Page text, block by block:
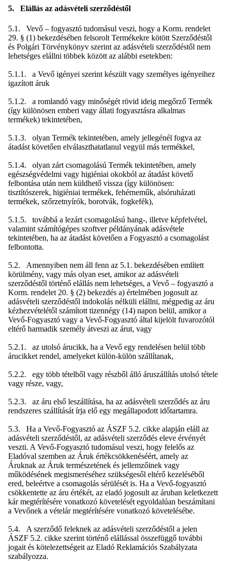
5. Elállás az adásvételi szerződéstől
5.1. Vevő – fogyasztó tudomásul veszi, hogy a Korm. rendelet
29. § (1) bekezdésében felsorolt Termékekre kötött Szerződéstől
és Polgári Törvénykönyv szerint az adásvételi szerződéstől nem
lehetséges elállni többek között az alábbi esetekben:
5.1.1. a Vevő igényei szerint készült vagy személyes igényeihez
igazított áruk
5.1.2. a romlandó vagy minőségét rövid ideig megőrző Termék
(így különösen emberi vagy állati fogyasztásra alkalmas
termékek) tekintetében,
5.1.3. olyan Termék tekintetében, amely jellegénél fogva az
átadást követően elválaszthatatlanul vegyül más termékkel,
5.1.4. olyan zárt csomagolású Termék tekintetében, amely
egészségvédelmi vagy higiéniai okokból az átadást követő
felbontása után nem küldhető vissza (így különösen:
tisztítószerek, higiéniai termékek, fehérneműk, alsóruházati
termékek, szőrzetnyírók, borotvák, fogkefék),
5.1.5. továbbá a lezárt csomagolású hang-, illetve képfelvétel,
valamint számítógépes szoftver példányának adásvétele
tekintetében, ha az átadást követően a Fogyasztó a csomagolást
felbontotta.
5.2. Amennyiben nem áll fenn az 5.1. bekezdésében említett
körülmény, vagy más olyan eset, amikor az adásvételi
szerződéstől történő elállás nem lehetséges, a Vevő – fogyasztó a
Korm. rendelet 20. § (2) bekezdés a) értelmében jogosult az
adásvételi szerződéstől indokolás nélküli elállni, mégpedig az áru
kézhezvételétől számított tizennégy (14) napon belül, amikor a
Vevő-Fogyasztó vagy a Vevő-Fogyasztó által kijelölt fuvarozótól
eltérő harmadik személy átveszi az árut, vagy
5.2.1. az utolsó árucikk, ha a Vevő egy rendelésen belül több
árucikket rendel, amelyeket külön-külön szállítanak,
5.2.2. egy több tételből vagy részből álló áruszállítás utolsó tétele
vagy része, vagy,
5.2.3. az áru első leszállítása, ha az adásvételi szerződés az áru
rendszeres szállítását írja elő egy megállapodott időtartamra.
5.3. Ha a Vevő-Fogyasztó az ÁSZF 5.2. cikke alapján eláll az
adásvételi szerződéstől, az adásvételi szerződés eleve érvényét
veszti. A Vevő-Fogyasztó tudomásul veszi, hogy felelős az
Eladóval szemben az Áruk értékcsökkenéséért, amely az
Áruknak az Áruk természetének és jellemzőinek vagy
működésének megismeréséhez szükségesől eltérő kezeléséből
ered, beleértve a csomagolás sérülését is. Ha a Vevő-fogyasztó
csökkentette az áru értékét, az eladó jogosult az áruban keletkezett
kár megtérítésére vonatkozó követelését egyoldalúan beszámítani
a Vevőnek a vételár megtérítésére vonatkozó követelésébe.
5.4. A szerződő feleknek az adásvételi szerződéstől a jelen
ÁSZF 5.2. cikke szerint történő elállással összefüggő további
jogait és kötelezettségeit az Eladó Reklamációs Szabályzata
szabályozza.